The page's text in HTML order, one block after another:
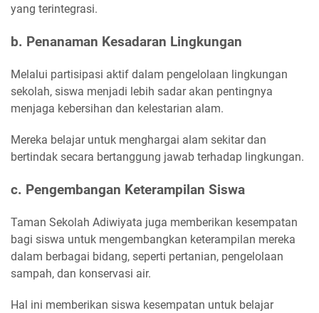
yang terintegrasi.
b. Penanaman Kesadaran Lingkungan
Melalui partisipasi aktif dalam pengelolaan lingkungan
sekolah, siswa menjadi lebih sadar akan pentingnya
menjaga kebersihan dan kelestarian alam.
Mereka belajar untuk menghargai alam sekitar dan
bertindak secara bertanggung jawab terhadap lingkungan.
c. Pengembangan Keterampilan Siswa
Taman Sekolah Adiwiyata juga memberikan kesempatan
bagi siswa untuk mengembangkan keterampilan mereka
dalam berbagai bidang, seperti pertanian, pengelolaan
sampah, dan konservasi air.
Hal ini memberikan siswa kesempatan untuk belajar